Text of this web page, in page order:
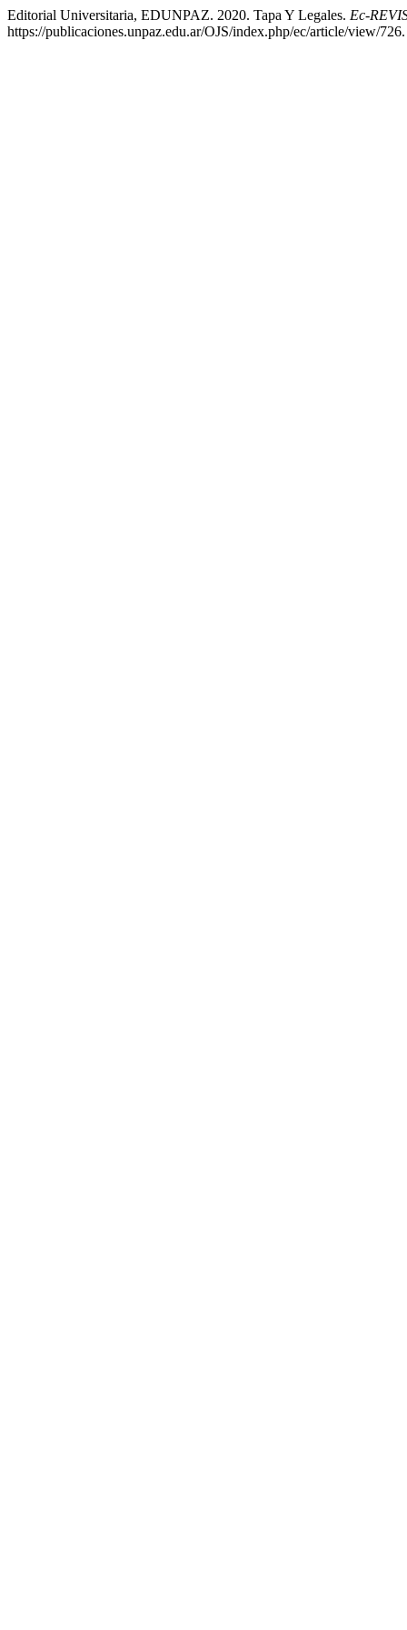
Editorial Universitaria, EDUNPAZ. 2020. Tapa Y Legales. Ec-
https://publicaciones.unpaz.edu.ar/OJS/index.php/ec/article/view/726.